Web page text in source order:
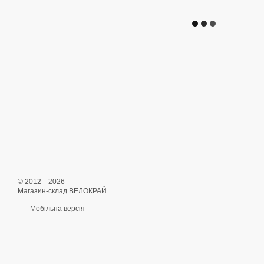
© 2012—2026
Магазин-склад ВЕЛОКРАЙ
Мобільна версія